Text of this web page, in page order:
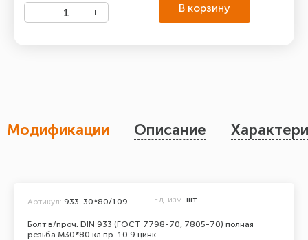
В корзину
Модификации Описание
Болт в/проч. DIN 933 (ГОСТ 7798-70, 7805-70) полная
резьба М30*80 кл.пр. 10.9 цинк
Артикул: 933-30*80/109 Ед. изм. шт.